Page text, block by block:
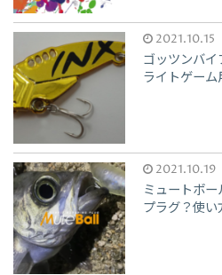
2021.10.15
ゴッツンバイ
ライトゲーム
2021.10.19
ミュートボ
プラグ？使い